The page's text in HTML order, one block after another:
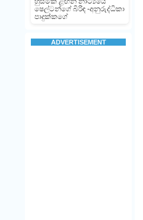
ෂෙල්ටන්ගේ බිරිඳ -අනුරුද්ධිකා
පාදුක්කගේ
ADVERTISEMENT